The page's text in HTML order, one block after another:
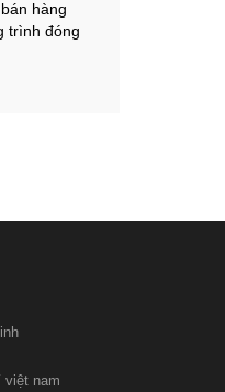
hàng
trình đóng
việt nam